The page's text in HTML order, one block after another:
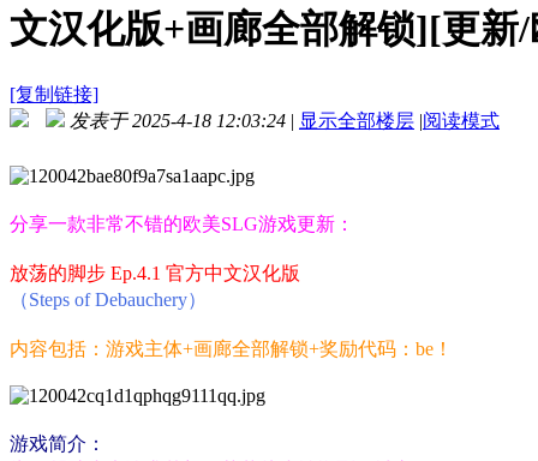
文汉化版+画廊全部解锁][更新
[复制链接]
发表于 2025-4-18 12:03:24 | 显示全部楼层 |阅读模式
分享一款非常不错的欧美SLG游戏更新：
放荡的脚步 Ep.4.1 官方中文汉化版
（Steps of Debauchery）
内容包括：游戏主体+画廊全部解锁+奖励代码：be！
游戏简介：